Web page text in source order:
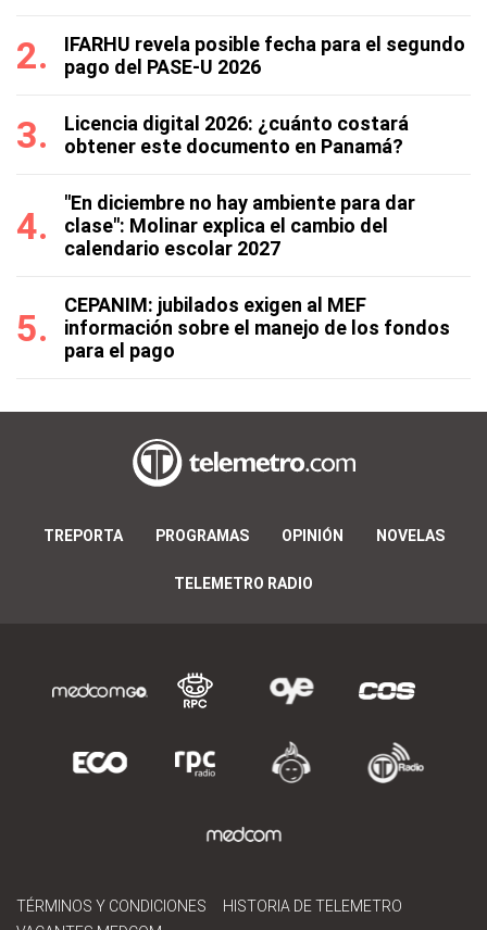
IFARHU revela posible fecha para el segundo
pago del PASE-U 2026
Licencia digital 2026: ¿cuánto costará
obtener este documento en Panamá?
"En diciembre no hay ambiente para dar
clase": Molinar explica el cambio del
calendario escolar 2027
CEPANIM: jubilados exigen al MEF
información sobre el manejo de los fondos
para el pago
TREPORTA PROGRAMAS OPINIÓN NOVELAS
TELEMETRO RADIO
TÉRMINOS Y CONDICIONES
HISTORIA DE TELEMETRO